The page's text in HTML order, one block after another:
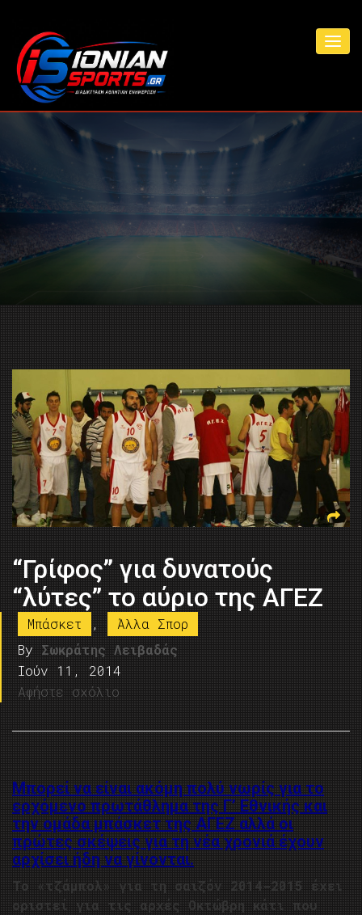
“Γρίφος” για δυνατούς
“λύτες” το αύριο της ΑΓΕΖ
Μπάσκετ ,
Άλλα Σπορ
By Σωκράτης Λειβαδάς
Ιούν 11, 2014
Αφήστε σχόλιο
Μπορεί να είναι ακόμη πολύ νωρίς για το
ερχόμενο πρωτάθλημα της Γ’ Εθνικής και
την ομάδα μπάσκετ της ΑΓΕΖ αλλά οι
πρώτες σκέψεις για τη νέα χρονιά έχουν
αρχίσει ήδη να γίνονται.
Το «τζάμπολ» για τη σαιζόν 2014-2015 έχει
οριστεί για τις αρχές Οκτώβρη κάτι που